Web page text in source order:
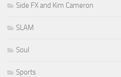
Side FX and Kim Cameron
SLAM
Soul
Sports